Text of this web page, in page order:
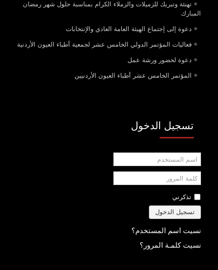
تهنئة وتبريك للزميلات والزملاء الكرام بمناسبة حلول شهر رمضان
المبارك
دعوة إلى إجتماع الهيئة العامة العادي والإنتخابات
فعاليات المؤتمر الدولي الخامس عشر لجمعية أطباء العيون الأردنية
دعوة لحضور ورشة عمل
المؤتمر الخامس عشر أطباء العيون الأردنيين
تسجيل الدخول
اسم
المستخدم
كلمة
المرور
تذكرني
تسجيل الدخول
نسيت اسم المستخدم؟
نسيت كلمـة المرور؟